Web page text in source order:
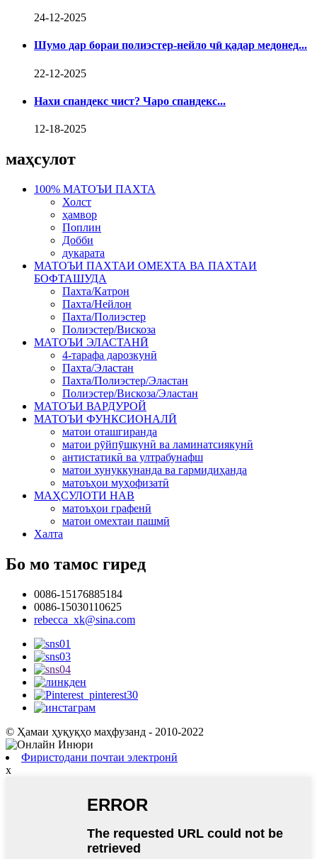
24-12-2025
Шумо дар бораи полиэстер-нейло чӣ қадар медонед...
22-12-2025
Нахи спандекс чист? Чаро спандекс...
12-18-2025
маҳсулот
100% МАТОЪИ ПАХТА
Холст
ҳамвор
Поплин
Добби
дукарата
МАТОЪИ ПАХТАИ ОМЕХТА ВА ПАХТАИ
БОФТАШУДА
Пахта/Катрон
Пахта/Нейлон
Пахта/Полиэстер
Полиэстер/Вискоза
МАТОЪИ ЭЛАСТАНӢ
4-тарафа дарозкунӣ
Пахта/Эластан
Пахта/Полиэстер/Эластан
Полиэстер/Вискоза/Эластан
МАТОЪИ ВАРДУРОЙ
МАТОЪИ ФУНКСИОНАЛӢ
матои оташгиранда
матои рӯйпӯшкунӣ ва ламинатсиякунӣ
антистатикӣ ва ултрабунафш
матои хунуккунанда ва гармидиҳанда
матоъҳои муҳофизатӣ
МАҲСУЛОТИ НАВ
матоъҳои графенӣ
матои омехтаи пашмӣ
Халта
Бо мо тамос гиред
0086-15176885184
0086-15030110625
rebecca_xk@sina.com
© Ҳамаи ҳуқуқҳо маҳфузанд - 2010-2022
Фиристодани почтаи электронӣ
x